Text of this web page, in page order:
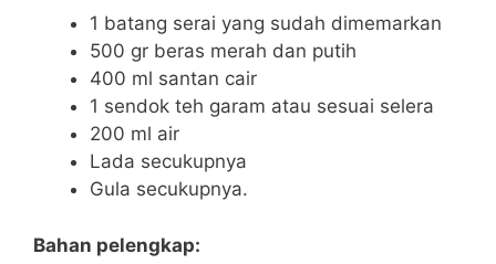
1 batang serai yang sudah dimemarkan
500 gr beras merah dan putih
400 ml santan cair
1 sendok teh garam atau sesuai selera
200 ml air
Lada secukupnya
Gula secukupnya.
Bahan pelengkap: